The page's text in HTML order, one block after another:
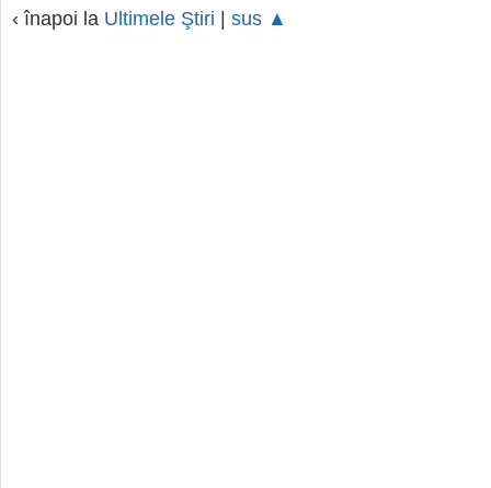
‹ înapoi la Ultimele Ştiri sus ▲